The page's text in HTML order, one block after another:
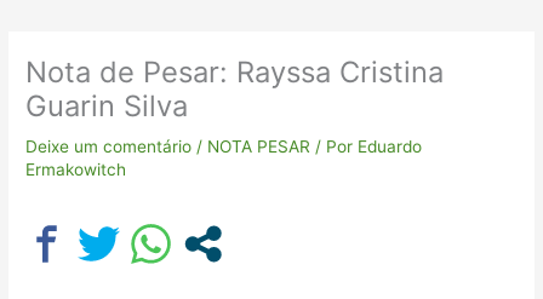
Nota de Pesar: Rayssa Cristina
Guarin Silva
Deixe um comentário / NOTA PESAR / Por Eduardo
Ermakowitch